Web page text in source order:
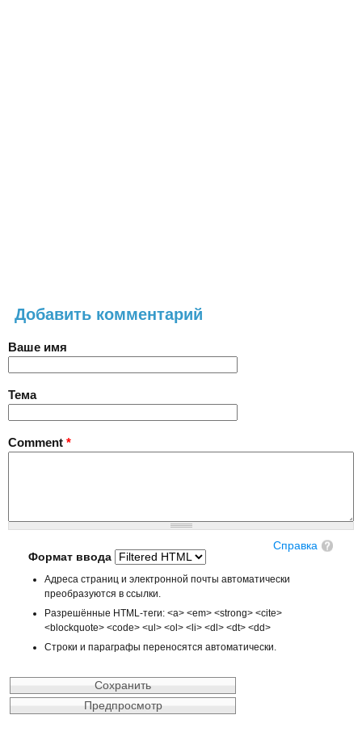
Добавить комментарий
Ваше имя
Тема
Comment *
Справка
Формат ввода
Адреса страниц и электронной почты автоматически
преобразуются в ссылки.
Разрешённые HTML-теги: <a> <em> <strong> <cite>
<blockquote> <code> <ul> <ol> <li> <dl> <dt> <dd>
Строки и параграфы переносятся автоматически.